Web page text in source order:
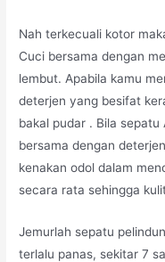
Nah terkecuali kotor
Cuci bersama dengan
lembut. Apabila kamu
deterjen yang besifat
bakal pudar . Bila
bersama dengan
kenakan odol dalam
secara rata sehingga
Jemurlah sepatu
terlalu panas, sekitar 7